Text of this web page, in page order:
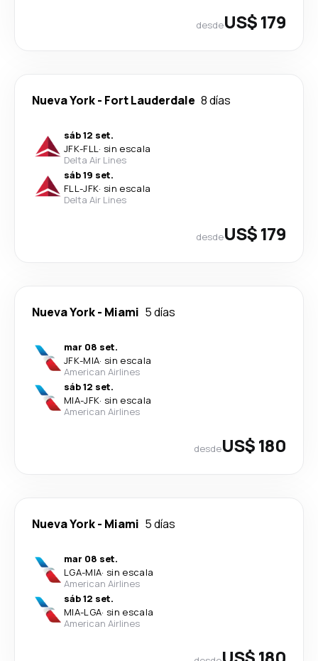
desdeUS$ 179
Nueva York- Fort Lauderdale 8 días
sáb 12 set.
JFK-FLL· sin escala
Delta Air Lines
sáb 19 set.
FLL-JFK· sin escala
Delta Air Lines
desdeUS$ 179
Nueva York- Miami 5 días
mar 08 set.
JFK-MIA· sin escala
American Airlines
sáb 12 set.
MIA-JFK· sin escala
American Airlines
desdeUS$ 180
Nueva York- Miami 5 días
mar 08 set.
LGA-MIA· sin escala
American Airlines
sáb 12 set.
MIA-LGA· sin escala
American Airlines